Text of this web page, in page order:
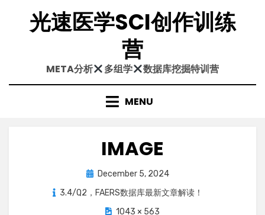
content光速医学SCI创作训练
营
META分析 多组学 数据库挖掘特训营
MENU
IMAGE
PostedDecember 5, 2024
3.4/Q2，FAERS数据库最新文章解读！
1043 × 563